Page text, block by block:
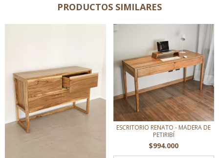
PRODUCTOS SIMILARES
ESCRITORIO RENATO - MADERA DE
PETIRIBÍ
$994.000